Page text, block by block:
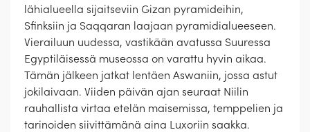
lähialueella sijaitseviin Gizan pyramideihin,
Sfinksiin ja Saqqaran laajaan pyramidialueeseen.
Vierailuun uudessa, vastikään avatussa Suuressa
Egyptiläisessä museossa on varattu hyvin aikaa.
Tämän jälkeen jatkat lentäen Aswaniin, jossa astut
jokilaivaan. Viiden päivän ajan seuraat Niilin
rauhallista virtaa etelän maisemissa, temppelien ja
tarinoiden siivittämänä aina Luxoriin saakka.